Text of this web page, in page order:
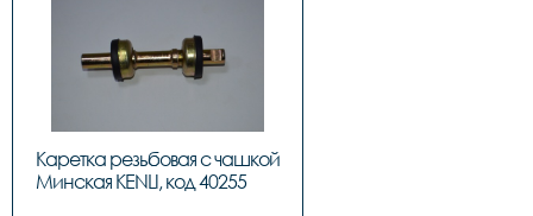
Каретка резьбовая с чашкой